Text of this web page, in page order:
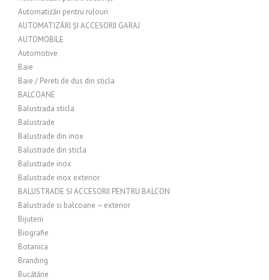
Automatizări pentru rulouri
AUTOMATIZĂRI ȘI ACCESORII GARAJ
AUTOMOBILE
Automotive
Baie
Baie / Pereti de dus din sticla
BALCOANE
Balustrada sticla
Balustrade
Balustrade din inox
Balustrade din sticla
Balustrade inox
Balustrade inox exterior
BALUSTRADE SI ACCESORII PENTRU BALCON
Balustrade si balcoane – exterior
Bijuterii
Biografie
Botanica
Branding
Bucătărie